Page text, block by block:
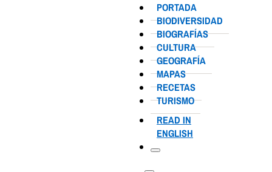
PORTADA
BIODIVERSIDAD
BIOGRAFÍAS
CULTURA
GEOGRAFÍA
MAPAS
RECETAS
TURISMO
READ IN
ENGLISH